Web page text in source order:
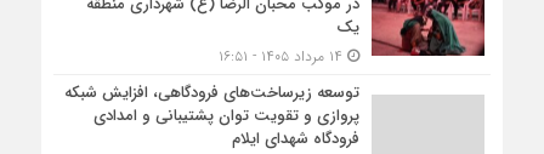
یک
توسعه زیرساخت‌های فرودگاهی، افزایش شبکه
پروازی و تقویت توان پشتیبانی و امدادی
فرودگاه شهدای ایلام